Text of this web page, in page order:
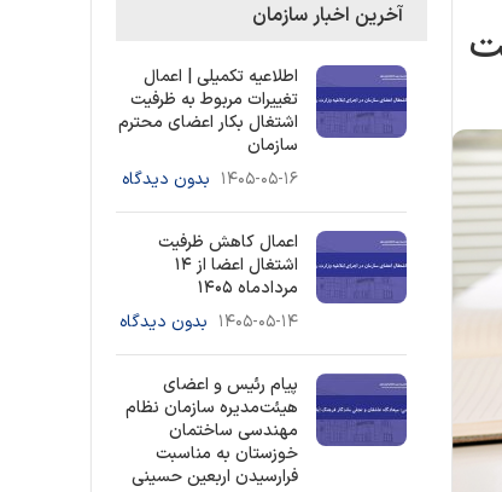
آخرین اخبار سازمان
اطلاعیه تکمیلی | اعمال
تغییرات مربوط به ظرفیت
اشتغال بکار اعضای محترم
سازمان
۱۴۰۵-۰۵-۱۶ بدون دیدگاه
اعمال کاهش ظرفیت
اشتغال اعضا از ۱۴
مردادماه ۱۴۰۵
۱۴۰۵-۰۵-۱۴ بدون دیدگاه
پیام رئیس و اعضای
هیئت‌مدیره سازمان نظام
مهندسی ساختمان
خوزستان به مناسبت
فرارسیدن اربعین حسینی